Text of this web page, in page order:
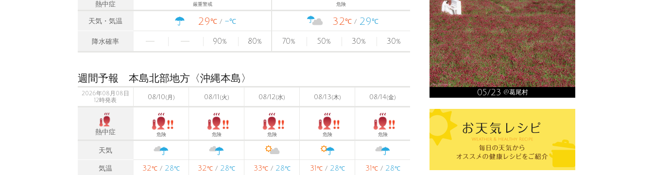
熱中症 厳重警戒 危険
天気・気温 29℃ -℃ 32℃ 29℃
降水確率 90% 80% 70% 50% 30% 30%
週間予報 本島北部地方〈沖縄本島〉
2026年08月08日
12時発表
08/10(月) 08/11 (火) 08/12(水) 08/13(木) 08/14(金)
熱中症 危険 危険 危険 危険 危険
天気
気温 32℃ / 28℃ 32℃ / 28℃ 33℃/ 28℃ 31 ℃/ 28℃ 31 ℃/ 28℃
05/23 @葛尾村